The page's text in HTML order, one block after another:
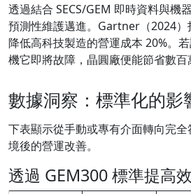
透過結合 SECS/GEM 即時資料與機
預測性維護邁進。Gartner（2024）
降低高科技製造的營運成本 20%。
機它即將故障，晶圓廠便能節省數百
數據洞察：標準化的影
下表顯示從手動或專有介面轉向完
境後的營運改善。
透過 GEM300 標準提高